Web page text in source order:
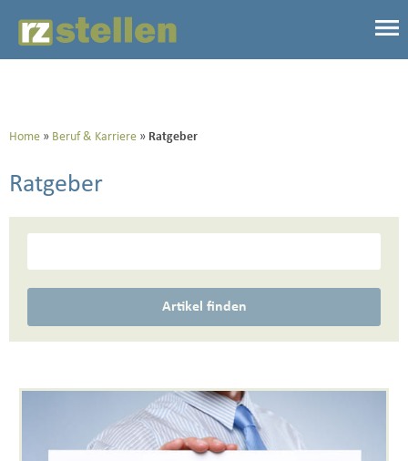
Home Beruf & Karriere Ratgeber
Ratgeber
Artikel finden